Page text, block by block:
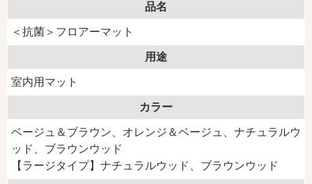
品名
＜抗菌＞フロアーマット
用途
室内用マット
カラー
ベージュ＆ブラウン、オレンジ＆ベージュ、ナチュラルウ
ッド、ブラウンウッド
【ラージタイプ】ナチュラルウッド、ブラウンウッド